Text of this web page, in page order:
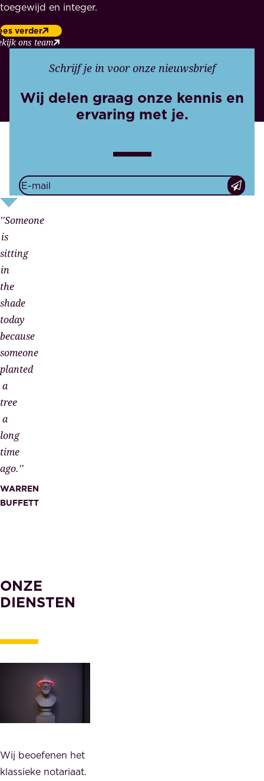
toegewijd en integer.
verder
ons team
Schrijf je in voor onze nieuwsbrief
Wij delen graag onze kennis en
ervaring met je.
''Someone
is
sitting
in
the
shade
today
because
someone
planted
a
tree
a
long
time
ago.''
WARREN
BUFFETT
ONZE
DIENSTEN
Wij beoefenen het
klassieke notariaat.